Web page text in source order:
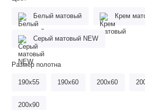
Белый матовый Крем
Серый матовый NEW
Размер полотна
190х55 190х60 200х60
200х90